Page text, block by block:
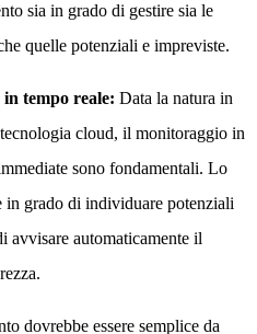
sia in grado di gestire sia le
quelle potenziali e impreviste.
tempo reale: Data la natura in
cloud, il monitoraggio in
sono fondamentali. Lo
in grado di individuare potenziali
avvisare automaticamente il
dovrebbe essere semplice da